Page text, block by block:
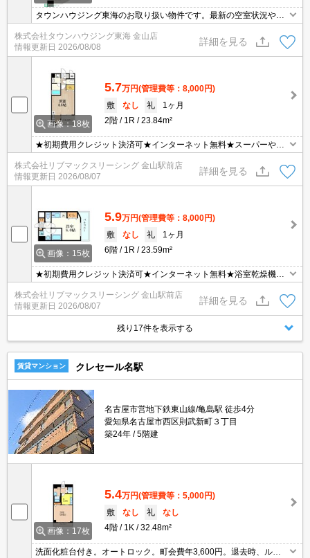
タウンハウジング東海のお取り扱い物件です。最新の空室状況やの
詳細などお気軽にお問い合わせ下さい。
株式会社タウンハウジング東海 金山店
情報更新日 2026/08/08
詳細を見る
画像：18枚
5.7万円(管理費等：8,000円)
敷
なし 礼
1ヶ月
2階
1R 23.84m²
★初期費用クレジット決済可★インターネット無料★スーパーやコ
ンビニが近くにあって便利な立地です♪ オンライン内見・WEB契約
等、ご来店なしでご契約可能です！ その他：退去時クリーニング費
用 退去時 38,500円、退去時エアコンクリーニング代 退去時 15,400
円
株式会社リブマックスリーシング 金山駅前店
情報更新日 2026/08/07
詳細を見る
画像：15枚
5.9万円(管理費等：8,000円)
敷
なし 礼
1ヶ月
6階
1R 23.59m²
★初期費用クレジット決済可★インターネット無料★浴室乾燥機、
ウォシュレット付きの設備が充実した1Kです♪ショッピングセンタ
ーが近く、名古屋駅までも徒歩圏内です♪ オンライン内見・WEB契
約等、ご来店なしでご契約可能です！
株式会社リブマックスリーシング 金山駅前店
情報更新日 2026/08/07
詳細を見る
残り17件を表示する
賃貸マンション クレセール名駅
名古屋市営地下鉄東山線/亀島駅 徒歩4分
愛知県名古屋市西区則武新町３丁目
築24年
5階建
画像：17枚
5.4万円(管理費等：5,000円)
敷
なし 礼
なし
4階
1K 32.48m²
洗面化粧台付き。オートロック。町会費年3,600円。退去時、ルー